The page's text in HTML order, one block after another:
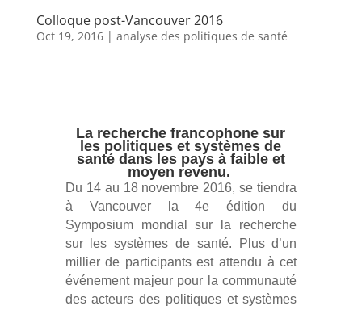
Colloque post-Vancouver 2016
Oct 19, 2016| analyse des politiques de santé
La recherche francophone sur
les politiques et systèmes de
santé dans les pays à faible et
moyen revenu.
Du 14 au 18 novembre 2016, se tiendra
à Vancouver la 4e édition du
Symposium mondial sur la recherche
sur les systèmes de santé. Plus d’un
millier de participants est attendu à cet
événement majeur pour la communauté
des acteurs des politiques et systèmes